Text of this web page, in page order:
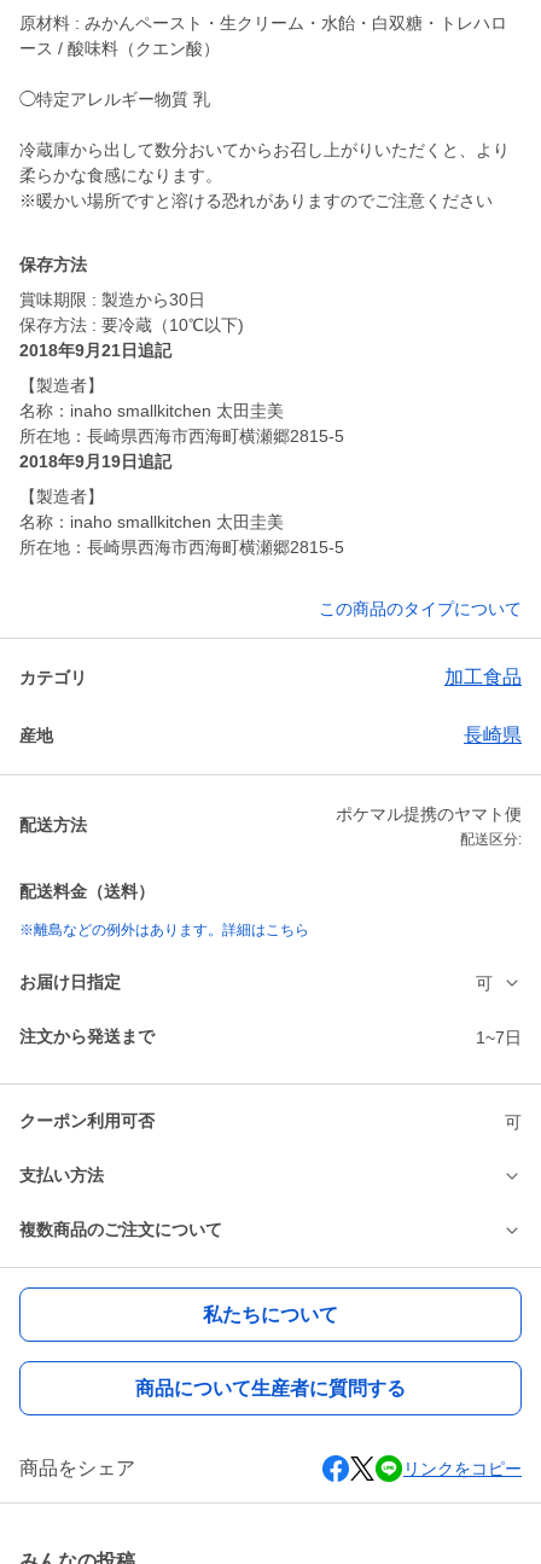
原材料 : みかんペースト・生クリーム・水飴・白双糖・トレハロ
ース / 酸味料（クエン酸）
◯特定アレルギー物質 乳
冷蔵庫から出して数分おいてからお召し上がりいただくと、より
柔らかな食感になります。
※暖かい場所ですと溶ける恐れがありますのでご注意ください
保存方法
賞味期限 : 製造から30日
保存方法 : 要冷蔵（10℃以下)
2018年9月21日追記
【製造者】
名称：inaho smallkitchen 太田圭美
所在地：長崎県西海市西海町横瀬郷2815-5
2018年9月19日追記
【製造者】
名称：inaho smallkitchen 太田圭美
所在地：長崎県西海市西海町横瀬郷2815-5
この商品のタイプについて
カテゴリ 加工食品
産地 長崎県
配送方法
ポケマル提携のヤマト便
配送区分:
配送料金（送料）
※離島などの例外はあります。詳細はこちら
お届け日指定 可
注文から発送まで 1~7日
クーポン利用可否 可
支払い方法
複数商品のご注文について
私たちについて
商品について生産者に質問する
商品をシェア リンクをコピー